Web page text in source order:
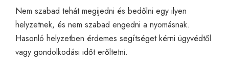
Nem szabad tehát megijedni és bedőlni egy ilyen
helyzetnek, és nem szabad engedni a nyomásnak.
Hasonló helyzetben érdemes segítséget kérni ügyvédtől
vagy gondolkodási időt erőltetni.